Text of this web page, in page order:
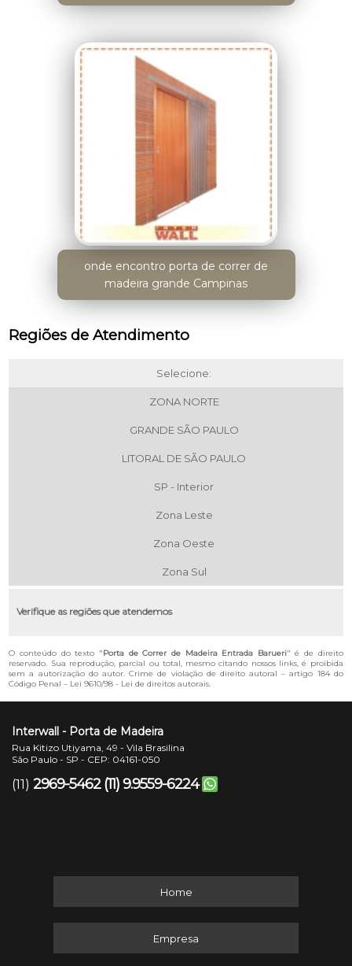
onde encontro porta de correr de
madeira grande Campinas
Regiões de Atendimento
Selecione:
ZONA NORTE
GRANDE SÃO PAULO
LITORAL DE SÃO PAULO
SP - Interior
Zona Leste
Zona Oeste
Zona Sul
Verifique as regiões que atendemos
O conteúdo do texto "Porta de Correr de Madeira Entrada Barueri" é de direito
reservado. Sua reprodução, parcial ou total, mesmo citando nossos links, é proibida
sem a autorização do autor. Crime de violação de direito autoral – artigo 184 do
Código Penal – Lei 9610/98 - Lei de direitos autorais.
Interwall - Porta de Madeira
Rua Kitizo Utiyama, 49 - Vila Brasilina
São Paulo - SP - CEP: 04161-050
(11) 2969-5462 (11) 9.9559-6224
Home
Empresa